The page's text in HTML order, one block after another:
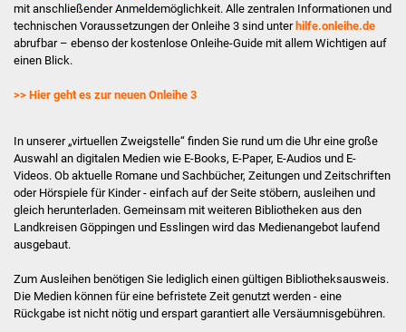
Jubiläumsausstellung
Kinderbücherei
Vorlese- & Bastelstunde
Spielenachmittag
KiGa & Schule
mit anschließender Anmeldemöglichkeit. Alle zentralen Informationen und
technischen Voraussetzungen der Onleihe 3 sind unterhilfe.onleihe.de
abrufbar – ebenso der kostenlose Onleihe-Guide mit allem Wichtigen auf
einen Blick.
>> Hier geht es zur neuen Onleihe 3
In unserer „virtuellen Zweigstelle“ finden Sie rund um die Uhr eine große
Auswahl an digitalen Medien wie E-Books, E-Paper, E-Audios und E-
Videos. Ob aktuelle Romane und Sachbücher, Zeitungen und Zeitschriften
oder Hörspiele für Kinder - einfach auf der Seite stöbern, ausleihen und
gleich herunterladen. Gemeinsam mit weiteren Bibliotheken aus den
Landkreisen Göppingen und Esslingen wird das Medienangebot laufend
ausgebaut.
Zum Ausleihen benötigen Sie lediglich einen gültigen Bibliotheksausweis.
Die Medien können für eine befristete Zeit genutzt werden - eine
Rückgabe ist nicht nötig und erspart garantiert alle Versäumnisgebühren.